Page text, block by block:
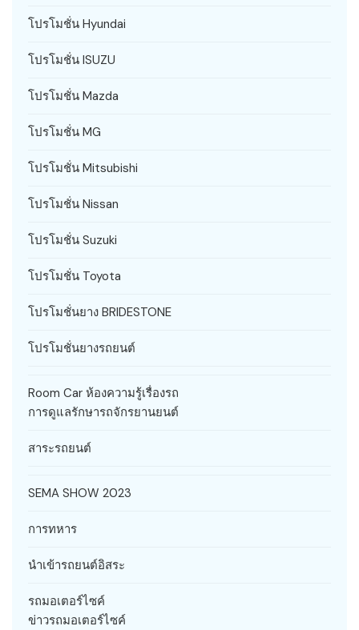
โปรโมชั่น Hyundai
โปรโมชั่น ISUZU
โปรโมชั่น Mazda
โปรโมชั่น MG
โปรโมชั่น Mitsubishi
โปรโมชั่น Nissan
โปรโมชั่น Suzuki
โปรโมชั่น Toyota
โปรโมชั่นยาง BRIDESTONE
โปรโมชั่นยางรถยนต์
Room Car ห้องความรู้เรื่องรถ
การดูแลรักษารถจักรยานยนต์
สาระรถยนต์
SEMA SHOW 2023
การทหาร
นำเข้ารถยนต์อิสระ
รถมอเตอร์ไซค์
ข่าวรถมอเตอร์ไซค์